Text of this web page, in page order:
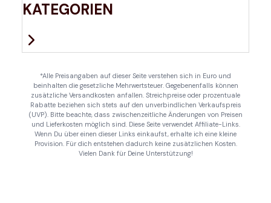
KATEGORIEN
*Alle Preisangaben auf dieser Seite verstehen sich in Euro und
beinhalten die gesetzliche Mehrwertsteuer. Gegebenenfalls können
zusätzliche Versandkosten anfallen. Streichpreise oder prozentuale
Rabatte beziehen sich stets auf den unverbindlichen Verkaufspreis
(UVP). Bitte beachte, dass zwischenzeitliche Änderungen von Preisen
und Lieferkosten möglich sind. Diese Seite verwendet Affiliate-Links.
Wenn Du über einen dieser Links einkaufst, erhalte ich eine kleine
Provision. Für dich entstehen dadurch keine zusätzlichen Kosten.
Vielen Dank für Deine Unterstützung!